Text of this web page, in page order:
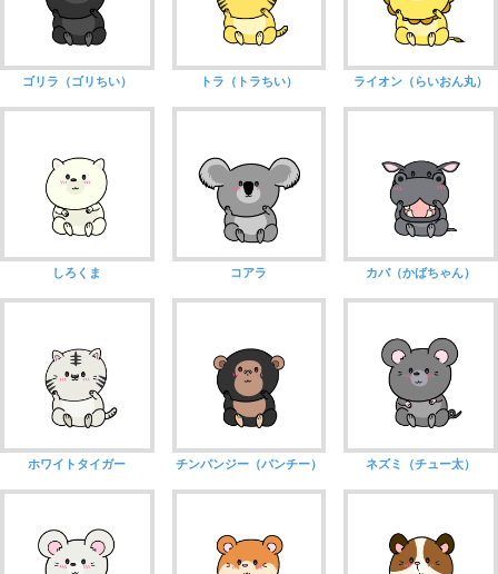
ゴリラ（ゴリちい） トラ（トラちい） ライオン（らいおん丸）
しろくま コアラ カバ（かばちゃん）
ホワイトタイガー チンパンジー（パンチー） ネズミ（チュー太）